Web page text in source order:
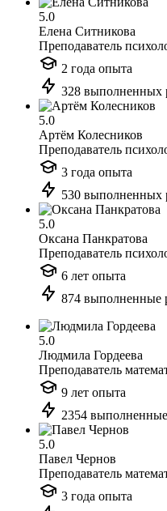
5.0
Елена Ситникова
Преподаватель
2 года опыта
328 выполненных
5.0
Артём Колесников
Преподаватель
3 года опыта
530 выполненных
5.0
Оксана Панкратова
Преподаватель
6 лет опыта
874 выполненные
5.0
Людмила Гордеева
Преподаватель
9 лет опыта
2354
5.0
Павел Чернов
Преподаватель
3 года опыта